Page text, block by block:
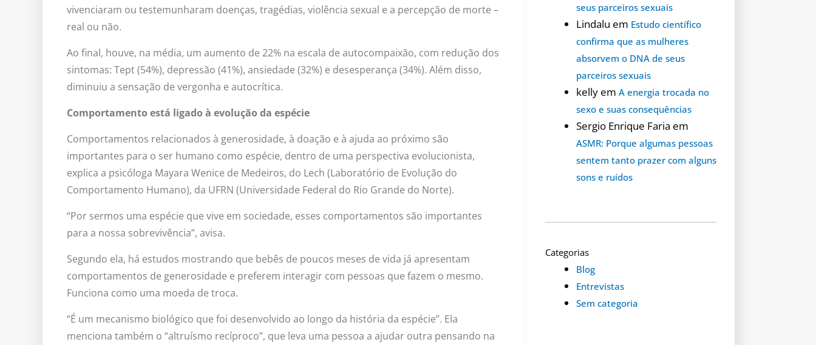
vivenciaram ou testemunharam doenças, tragédias, violência sexual e a percepção de morte –
real ou não.
Ao final, houve, na média, um aumento de 22% na escala de autocompaixão, com redução dos
sintomas: Tept (54%), depressão (41%), ansiedade (32%) e desesperança (34%). Além disso,
diminuiu a sensação de vergonha e autocrítica.
Comportamento está ligado à evolução da espécie
Comportamentos relacionados à generosidade, à doação e à ajuda ao próximo são
importantes para o ser humano como espécie, dentro de uma perspectiva evolucionista,
explica a psicóloga Mayara Wenice de Medeiros, do Lech (Laboratório de Evolução do
Comportamento Humano), da UFRN (Universidade Federal do Rio Grande do Norte).
“Por sermos uma espécie que vive em sociedade, esses comportamentos são importantes
para a nossa sobrevivência”, avisa.
Segundo ela, há estudos mostrando que bebês de poucos meses de vida já apresentam
comportamentos de generosidade e preferem interagir com pessoas que fazem o mesmo.
Funciona como uma moeda de troca.
“É um mecanismo biológico que foi desenvolvido ao longo da história da espécie”. Ela
menciona também o “altruísmo recíproco”, que leva uma pessoa a ajudar outra pensando na
seus parceiros sexuais
Lindalu em Estudo científico
confirma que as mulheres
absorvem o DNA de seus
parceiros sexuais
kelly em A energia trocada no
sexo e suas consequências
Sergio Enrique Faria em
ASMR: Porque algumas pessoas
sentem tanto prazer com alguns
sons e ruídos
Categorias
Blog
Entrevistas
Sem categoria